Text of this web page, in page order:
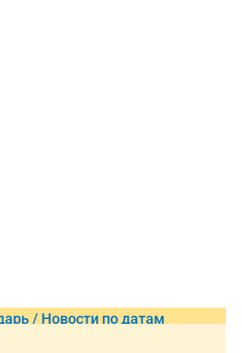
/ Новости по датам